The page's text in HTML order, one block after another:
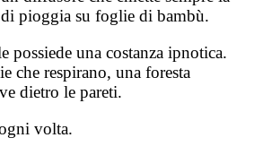
di pioggia su foglie di bambù.
possiede una costanza ipnotica.
che respirano, una foresta
dietro le pareti.
volta.